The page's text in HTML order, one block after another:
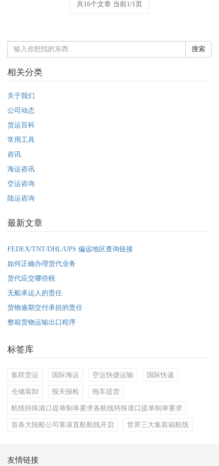
共16个文章 当前1/1页
搜索
相关分类
关于我们
公司动态
货运百科
常用工具
咨讯
海运咨讯
空运咨询
陆运咨询
最新文章
FEDEX/TNT/DHL/UPS 偏远地区查询链接
如何正确办理货代业务
货代应交哪些税
无船承运人的责任
货物逾期交付承担的责任
整箱货物运输出口程序
标签库
集联货运 国际海运 空运快捷运输 国际快递
仓储装卸 报关报检 拖车提货
航线特殊港口提单制单要求各航线特殊港口提单制单要求
首条大陆船公司客滚直航航线开启 世界三大集装箱航线
友情链接